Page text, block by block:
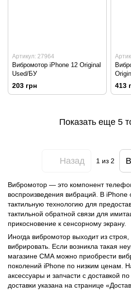
Артикул: 27964
Вибромотор iPhone 12 Original
Used/БУ
203 грн 413
Показать еще 5
Назад 1из 2
Вибромотор — это компонент
воспроизведения вибраций. В iPhone
тактильную технологию для
тактильной обратной связи для
прикосновение к сенсорному экрану.
Иногда вибромотор выходит из
вибрировать. Если возникла такая
магазине СМА можно приобрести
поколений iPhone по низким ценам.
аксессуары и запчасти с доставкой
доставки указана на странице